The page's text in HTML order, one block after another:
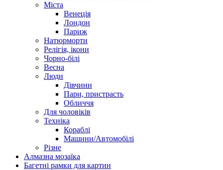
Міста
Венеція
Лондон
Париж
Натюрморти
Релігія, ікони
Чорно-білі
Весна
Люди
Дівчини
Пари, пристрасть
Обличчя
Для чоловіків
Техніка
Кораблі
Машини/Автомобілі
Різне
Алмазна мозаїка
Багетні рамки для картин